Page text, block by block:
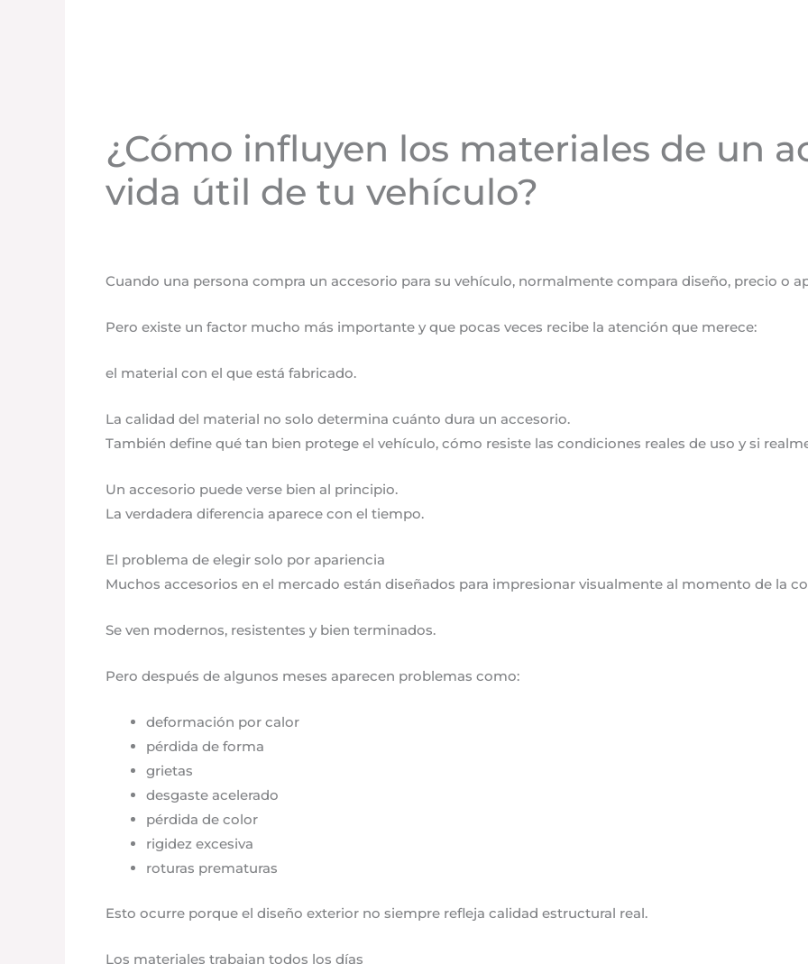
¿Cómo influyen los materiales de un
vida útil de tu vehículo?
Cuando una persona compra un accesorio para su vehículo, normalmente compara diseño, precio o
Pero existe un factor mucho más importante y que pocas veces recibe la atención que merece:
el material con el que está fabricado.
La calidad del material no solo determina cuánto dura un accesorio.
También define qué tan bien protege el vehículo, cómo resiste las condiciones reales de uso y si
Un accesorio puede verse bien al principio.
La verdadera diferencia aparece con el tiempo.
El problema de elegir solo por apariencia
Muchos accesorios en el mercado están diseñados para impresionar visualmente al momento de la
Se ven modernos, resistentes y bien terminados.
Pero después de algunos meses aparecen problemas como:
deformación por calor
pérdida de forma
grietas
desgaste acelerado
pérdida de color
rigidez excesiva
roturas prematuras
Esto ocurre porque el diseño exterior no siempre refleja calidad estructural real.
Los materiales trabajan todos los días